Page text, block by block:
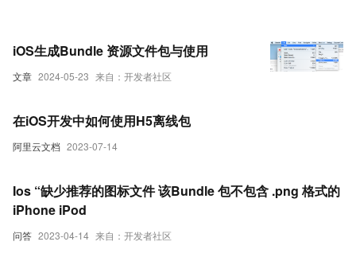
文章 2024-05-23 来自：开发者社区
iOS生成Bundle 资源文件包与使用
阿里云文档 2023-07-14
在iOS开发中如何使用H5离线包
问答 2023-04-14 来自：开发者社区
Ios “缺少推荐的图标文件 该Bundle 包不包含 .png 格式的
iPhone iPod